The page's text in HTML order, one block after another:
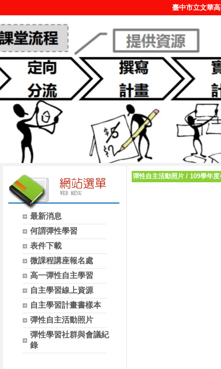
臺中市立文華
最新消息
何謂彈性學習
表件下載
微課程講座報名處
高一彈性自主學習
自主學習線上資源
自主學習計畫書樣本
彈性自主活動照片
彈性學習社群與會議紀
錄
彈性自主活動照片 / 109學年